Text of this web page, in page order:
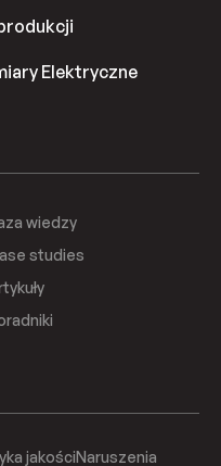
Elektryczne
wiedzy
studies
jakościNaruszenia